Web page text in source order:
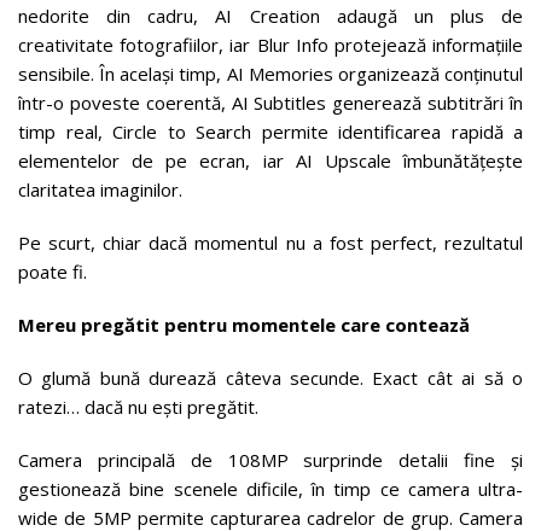
nedorite din cadru, AI Creation adaugă un plus de
creativitate fotografiilor, iar Blur Info protejează informațiile
sensibile. În același timp, AI Memories organizează conținutul
într-o poveste coerentă, AI Subtitles generează subtitrări în
timp real, Circle to Search permite identificarea rapidă a
elementelor de pe ecran, iar AI Upscale îmbunătățește
claritatea imaginilor.
Pe scurt, chiar dacă momentul nu a fost perfect, rezultatul
poate fi.
Mereu pregătit pentru momentele care contează
O glumă bună durează câteva secunde. Exact cât ai să o
ratezi… dacă nu ești pregătit.
Camera principală de 108MP surprinde detalii fine și
gestionează bine scenele dificile, în timp ce camera ultra-
wide de 5MP permite capturarea cadrelor de grup. Camera